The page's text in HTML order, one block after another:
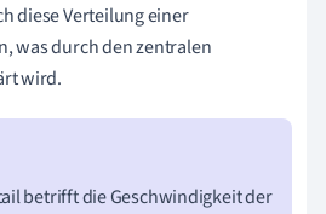
diese Verteilung einer
was durch den zentralen
wird.
betrifft die Geschwindigkeit der